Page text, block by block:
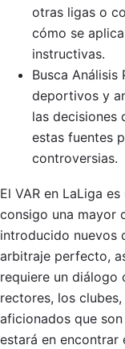
otras ligas o
cómo se
instructivas.
Busca
deportivos y
las decisiones
estas fuentes
controversias.
El VAR en LaLiga
consigo una mayor
introducido nuevos
arbitraje perfecto,
requiere un diálogo
rectores, los
aficionados que
estará en encontrar